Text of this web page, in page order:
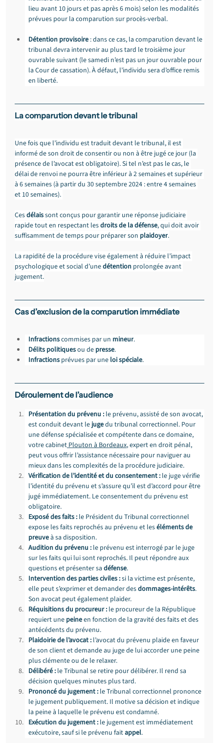
lieu avant 10 jours et pas après 6 mois) selon les modalités
prévues pour la comparution sur procès-verbal.
Détention provisoire : dans ce cas, la comparution devant le
tribunal devra intervenir au plus tard le troisième jour
ouvrable suivant (le samedi n’est pas un jour ouvrable pour
la Cour de cassation). À défaut, l’individu sera d’office remis
en liberté.
La comparution devant le tribunal
Une fois que l’individu est traduit devant le tribunal, il est
informé de son droit de consentir ou non à être jugé ce jour (la
présence de l’avocat est obligatoire). Si tel n’est pas le cas, le
délai de renvoi ne pourra être inférieur à 2 semaines et supérieur
à 6 semaines (à partir du 30 septembre 2024 : entre 4 semaines
et 10 semaines).
Ces délais sont conçus pour garantir une réponse judiciaire
rapide tout en respectant les droits de la défense, qui doit avoir
suffisamment de temps pour préparer son plaidoyer.
La rapidité de la procédure vise également à réduire l’impact
psychologique et social d’une détention prolongée avant
jugement.
Cas d’exclusion de la comparution immédiate
Infractions commises par un mineur.
Délits politiques ou de presse.
Infractions prévues par une loi spéciale.
Déroulement de l’audience
Présentation du prévenu : le prévenu, assisté de son avocat,
est conduit devant le juge du tribunal correctionnel. Pour
une défense spécialisée et compétente dans ce domaine,
votre cabinet Plouton à Bordeaux, expert en droit pénal,
peut vous offrir l’assistance nécessaire pour naviguer au
mieux dans les complexités de la procédure judiciaire.
Vérification de l’identité et du consentement : le juge vérifie
l’identité du prévenu et s’assure qu’il est d’accord pour être
jugé immédiatement. Le consentement du prévenu est
obligatoire.
Exposé des faits : le Président du Tribunal correctionnel
expose les faits reprochés au prévenu et les éléments de
preuve à sa disposition.
Audition du prévenu : le prévenu est interrogé par le juge
sur les faits qui lui sont reprochés. Il peut répondre aux
questions et présenter sa défense.
Intervention des parties civiles : si la victime est présente,
elle peut s’exprimer et demander des dommages-intérêts.
Son avocat peut également plaider.
Réquisitions du procureur : le procureur de la République
requiert une peine en fonction de la gravité des faits et des
antécédents du prévenu.
Plaidoirie de l’avocat : l’avocat du prévenu plaide en faveur
de son client et demande au juge de lui accorder une peine
plus clémente ou de le relaxer.
Délibéré : le Tribunal se retire pour délibérer. Il rend sa
décision quelques minutes plus tard.
Prononcé du jugement : le Tribunal correctionnel prononce
le jugement publiquement. Il motive sa décision et indique
la peine à laquelle le prévenu est condamné.
Exécution du jugement : le jugement est immédiatement
exécutoire, sauf si le prévenu fait appel.